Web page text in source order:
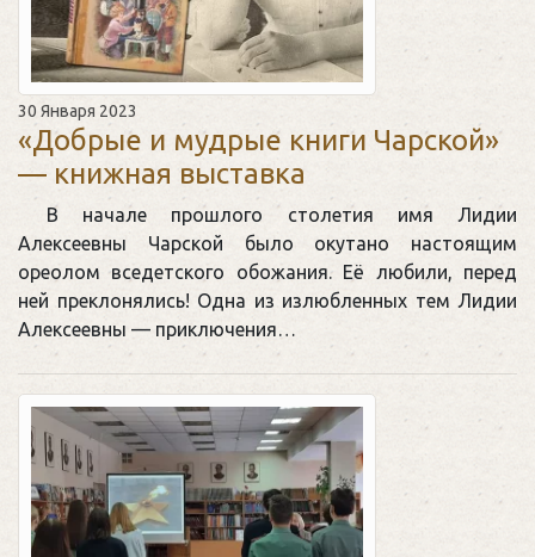
30 Января 2023
«Добрые и мудрые книги Чарской»
— книжная выставка
В начале прошлого столетия имя Лидии
Алексеевны Чарской было окутано настоящим
ореолом вседетского обожания. Её любили, перед
ней преклонялись! Одна из излюбленных тем Лидии
Алексеевны — приключения…